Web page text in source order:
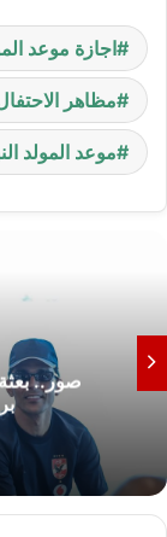
اجازة موعد
مظاهر
موعد المولد
صور.. بعثة